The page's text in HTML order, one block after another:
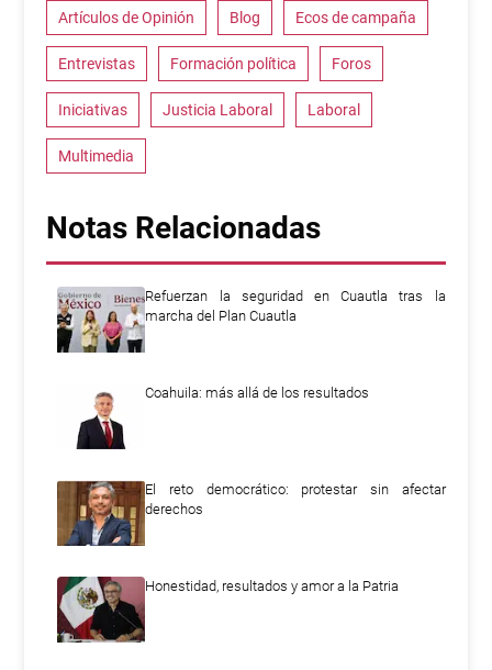
Artículos de Opinión Blog Ecos de campaña
Entrevistas Formación política Foros
Iniciativas Justicia Laboral Laboral
Multimedia
Notas Relacionadas
Refuerzan la seguridad en Cuautla tras la
marcha del Plan Cuautla
Coahuila: más allá de los resultados
El reto democrático: protestar sin afectar
derechos
Honestidad, resultados y amor a la Patria